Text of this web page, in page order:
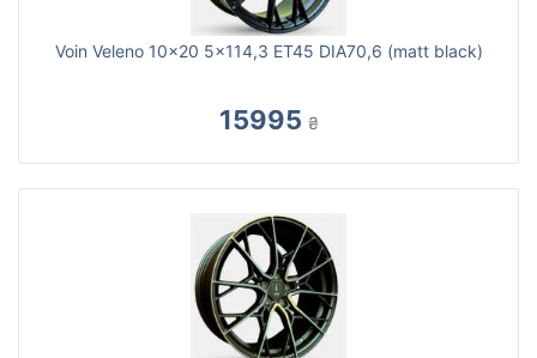
Voin Veleno 10x20 5x114,3 ET45 DIA70,6 (matt black)
15995 ₴